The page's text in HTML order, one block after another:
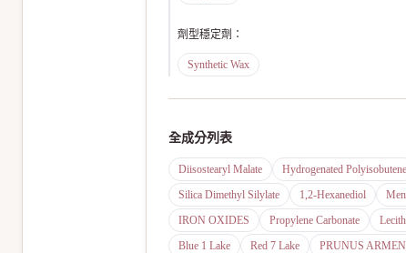
劑型穩定劑 ：
Synthetic Wax
全成分列表
Diisostearyl Malate Hydrogenated Polyisobutene
Silica Dimethyl Silylate
1,2-Hexanediol
IRON OXIDES
Propylene Carbonate
Blue 1 Lake
Red 7 Lake PRUNUS